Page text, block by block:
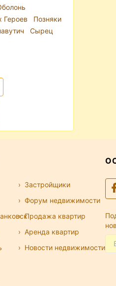
Героев
Позняки
Сырец
Застройщики
Форум недвижимости
Продажа квартир
Аренда квартир
Новости недвижимости